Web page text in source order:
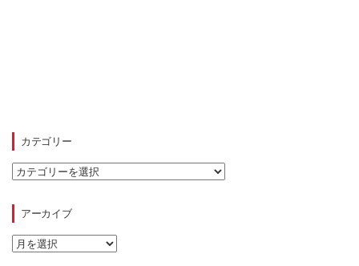
カテゴリー
カ
テ
ー
アーカイブ
ア
ー